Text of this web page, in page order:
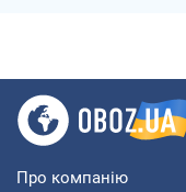
Про компанію